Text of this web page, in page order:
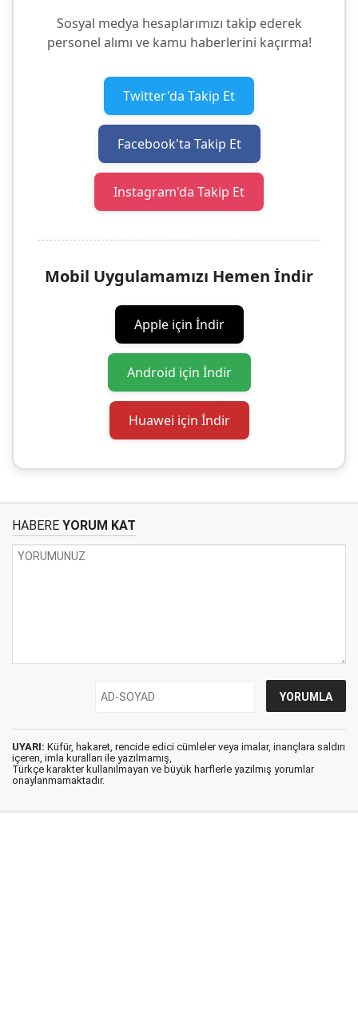
Sosyal medya hesaplarımızı takip ederek
personel alımı ve kamu haberlerini kaçırma!
Twitter'da Takip Et
Facebook'ta Takip Et
Instagram'da Takip Et
Mobil Uygulamamızı Hemen İndir
Apple için İndir
Android için İndir
Huawei için İndir
HABERE YORUM KAT
UYARI: Küfür, hakaret, rencide edici cümleler veya imalar, inançlara saldırı
içeren, imla kuralları ile yazılmamış,
Türkçe karakter kullanılmayan ve büyük harflerle yazılmış yorumlar
onaylanmamaktadır.